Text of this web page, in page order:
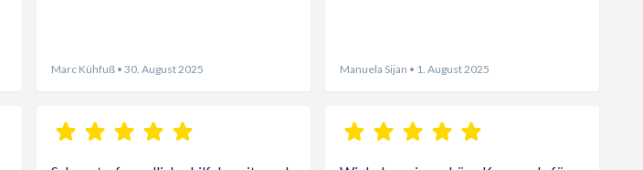
Marc Kühfuß • 30. August 2025 Manuela Sijan • 1. August 2025